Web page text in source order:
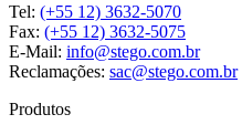
Tel: (+55 12) 3632-5070
Fax: (+55 12) 3632-5075
E-Mail: info@stego.com.br
Reclamações: sac@stego.com.br
Produtos